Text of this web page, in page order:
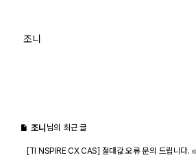
조니
조니 님의 최근 글
[TI NSPIRE CX CAS] 절대값 오류 문의 드립니다.